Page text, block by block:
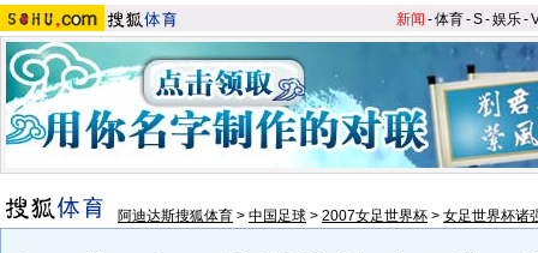
新闻 -体育-S-娱乐-
阿迪达斯搜狐体育 > 中国足球 > 2007女足世界杯 > 女足世界杯诸